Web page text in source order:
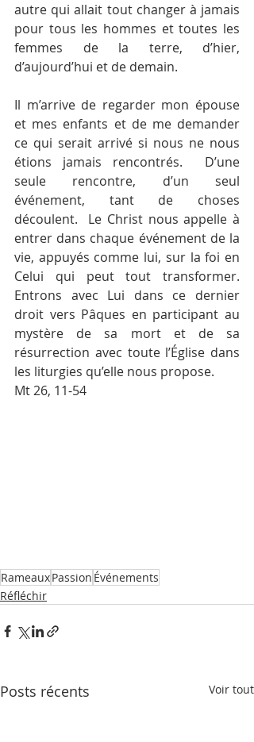
autre qui allait tout changer à jamais
pour tous les hommes et toutes les
femmes de la terre, d’hier,
d’aujourd’hui et de demain.
Il m’arrive de regarder mon épouse
et mes enfants et de me demander
ce qui serait arrivé si nous ne nous
étions jamais rencontrés.  D’une
seule rencontre, d’un seul
événement, tant de choses
découlent.  Le Christ nous appelle à
entrer dans chaque événement de la
vie, appuyés comme lui, sur la foi en
Celui qui peut tout transformer.
Entrons avec Lui dans ce dernier
droit vers Pâques en participant au
mystère de sa mort et de sa
résurrection avec toute l’Église dans
les liturgies qu’elle nous propose.
Mt 26, 11-54
RameauxPassion Événements
Réfléchir
Posts récents Voir tout